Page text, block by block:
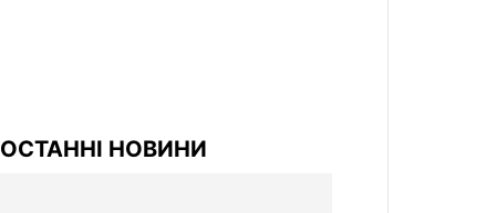
ОСТАННІ НОВИНИ